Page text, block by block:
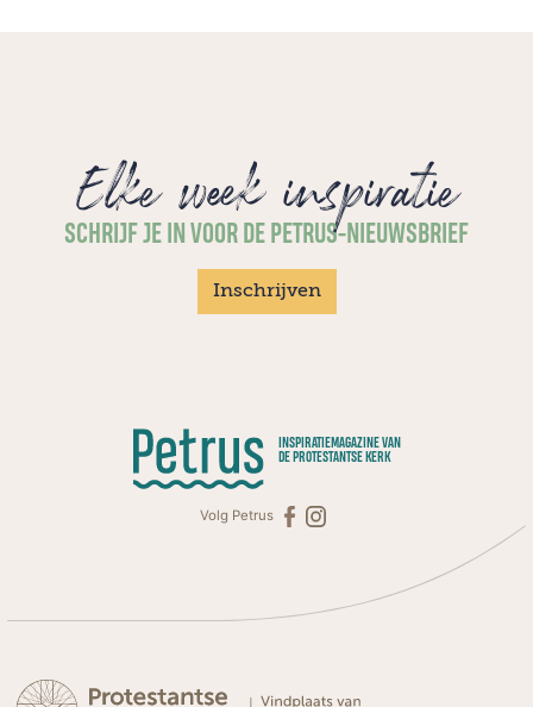
Elke week inspiratie
SCHRIJF JE IN VOOR DE PETRUS-NIEUWSBRIEF
Inschrijven
INSPIRATIEMAGAZINE VAN
DE PROTESTANTSE KERK
Volg Petrus